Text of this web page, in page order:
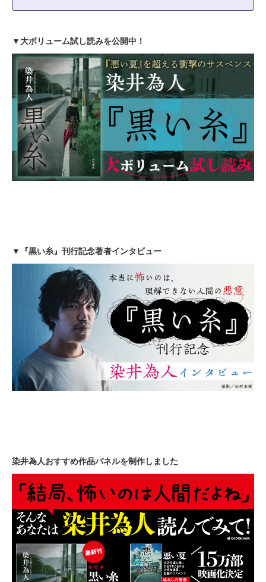
▼大ボリューム試し読みを公開中！
▼『黒い糸』刊行記念著者インタビュー
染井為人おすすめ作品パネルを制作しました